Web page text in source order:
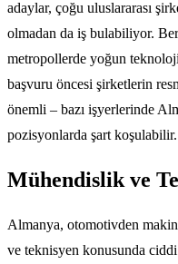
adaylar, çoğu uluslararası
olmadan da iş bulabiliyor.
metropollerde yoğun
başvuru öncesi şirketlerin
önemli – bazı işyerlerinde
pozisyonlarda şart koşulabilir.
Mühendislik ve
Almanya, otomotivden
ve teknisyen konusunda